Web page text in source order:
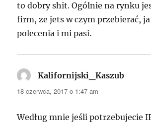
to dobry shit. Ogólnie na rynku
firm, ze jets w czym przebierać, ja
polecenia i mi pasi.
Kalifornijski_Kaszub
18 czerwca, 2017 o 1:47 am
Według mnie jeśli potrzebujecie